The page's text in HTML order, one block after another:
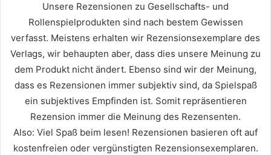
Unsere Rezensionen zu Gesellschafts- und
Rollenspielprodukten sind nach bestem Gewissen
verfasst. Meistens erhalten wir Rezensionsexemplare des
Verlags, wir behaupten aber, dass dies unsere Meinung zu
dem Produkt nicht ändert. Ebenso sind wir der Meinung,
dass es Rezensionen immer subjektiv sind, da Spielspaß
ein subjektives Empfinden ist. Somit repräsentieren
Rezension immer die Meinung des Rezensenten.
Also: Viel Spaß beim lesen! Rezensionen basieren oft auf
kostenfreien oder vergünstigten Rezensionsexemplaren.